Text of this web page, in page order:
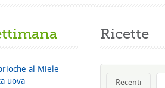
al Miele
uova
Ricette
Recenti